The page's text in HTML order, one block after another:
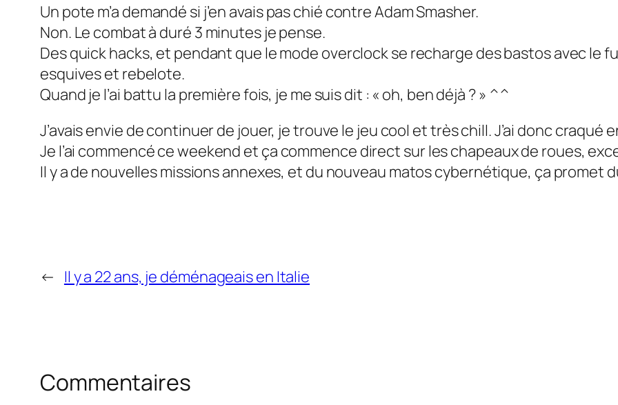
Un pote m’a demandé si j’en avais pas chié contre Adam Smasher.
Non. Le combat à duré 3 minutes je pense.
Des quick hacks, et pendant que le mode overclock se recharge des bastos avec le
esquives et rebelote.
Quand je l’ai battu la première fois, je me suis dit : « oh, ben déjà ? » ^^
J’avais envie de continuer de jouer, je trouve le jeu cool et très chill. J’ai donc craqué
Je l’ai commencé ce weekend et ça commence direct sur les chapeaux de roues,
Il y a de nouvelles missions annexes, et du nouveau matos cybernétique, ça promet
← Il y a 22 ans, je déménageais en Italie
Commentaires